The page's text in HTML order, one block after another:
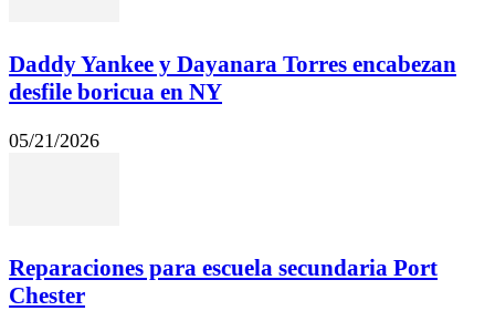
Daddy Yankee y Dayanara Torres encabezan
desfile boricua en NY
05/21/2026
Reparaciones para escuela secundaria Port
Chester